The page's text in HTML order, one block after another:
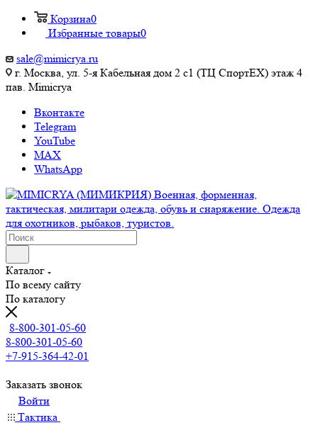
Корзина0
Избранные товары0
sale@mimicrya.ru
г. Москва, ул. 5-я Кабельная дом 2 с1 (ТЦ СпортEX) этаж 4
пав. Mimicrya
Вконтакте
Telegram
YouTube
MAX
WhatsApp
Каталог
По всему сайту
По каталогу
8-800-301-05-60
8-800-301-05-60
+7-915-364-42-01
Заказать звонок
Войти
Тактика